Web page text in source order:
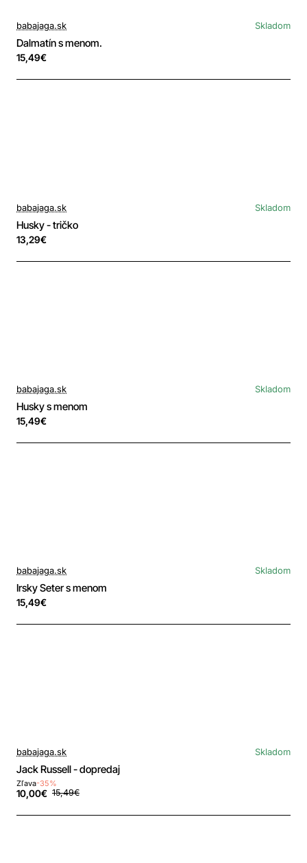
babajaga.sk Skladom
Dalmatín s menom.
15,49€
babajaga.sk Skladom
Husky - tričko
13,29€
babajaga.sk Skladom
Husky s menom
15,49€
babajaga.sk Skladom
Irsky Seter s menom
15,49€
babajaga.sk Skladom
Jack Russell - dopredaj
Zľava-35%
10,00€ 15,49€